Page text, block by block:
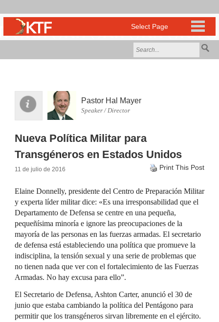
Pastor Hal Mayer
Speaker / Director
Nueva Política Militar para
Transgéneros en Estados Unidos
11 de julio de 2016 Print This Post
Elaine Donnelly, presidente del Centro de Preparación Militar
y experta líder militar dice: «Es una irresponsabilidad que el
Departamento de Defensa se centre en una pequeña,
pequeñísima minoría e ignore las preocupaciones de la
mayoría de las personas en las fuerzas armadas. El secretario
de defensa está estableciendo una política que promueve la
indisciplina, la tensión sexual y una serie de problemas que
no tienen nada que ver con el fortalecimiento de las Fuerzas
Armadas. No hay excusa para ello”.
El Secretario de Defensa, Ashton Carter, anunció el 30 de
junio que estaba cambiando la política del Pentágono para
permitir que los transgéneros sirvan libremente en el ejército.